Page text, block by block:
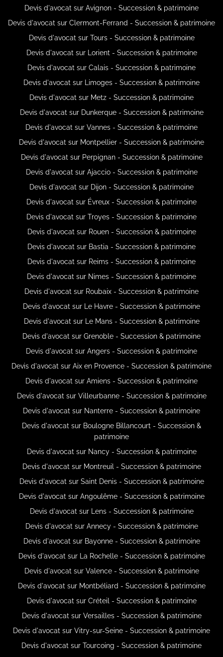
Devis d'avocat sur Avignon - Succession & patrimoine
Devis d'avocat sur Clermont-Ferrand - Succession & patrimoine
Devis d'avocat sur Tours - Succession & patrimoine
Devis d'avocat sur Lorient - Succession & patrimoine
Devis d'avocat sur Calais - Succession & patrimoine
Devis d'avocat sur Limoges - Succession & patrimoine
Devis d'avocat sur Metz - Succession & patrimoine
Devis d'avocat sur Dunkerque - Succession & patrimoine
Devis d'avocat sur Vannes - Succession & patrimoine
Devis d'avocat sur Montpellier - Succession & patrimoine
Devis d'avocat sur Perpignan - Succession & patrimoine
Devis d'avocat sur Ajaccio - Succession & patrimoine
Devis d'avocat sur Dijon - Succession & patrimoine
Devis d'avocat sur Évreux - Succession & patrimoine
Devis d'avocat sur Troyes - Succession & patrimoine
Devis d'avocat sur Rouen - Succession & patrimoine
Devis d'avocat sur Bastia - Succession & patrimoine
Devis d'avocat sur Reims - Succession & patrimoine
Devis d'avocat sur Nimes - Succession & patrimoine
Devis d'avocat sur Roubaix - Succession & patrimoine
Devis d'avocat sur Le Havre - Succession & patrimoine
Devis d'avocat sur Le Mans - Succession & patrimoine
Devis d'avocat sur Grenoble - Succession & patrimoine
Devis d'avocat sur Angers - Succession & patrimoine
Devis d'avocat sur Aix en Provence - Succession & patrimoine
Devis d'avocat sur Amiens - Succession & patrimoine
Devis d'avocat sur Villeurbanne - Succession & patrimoine
Devis d'avocat sur Nanterre - Succession & patrimoine
Devis d'avocat sur Boulogne Billancourt - Succession &
patrimoine
Devis d'avocat sur Nancy - Succession & patrimoine
Devis d'avocat sur Montreuil - Succession & patrimoine
Devis d'avocat sur Saint Denis - Succession & patrimoine
Devis d'avocat sur Angoulême - Succession & patrimoine
Devis d'avocat sur Lens - Succession & patrimoine
Devis d'avocat sur Annecy - Succession & patrimoine
Devis d'avocat sur Bayonne - Succession & patrimoine
Devis d'avocat sur La Rochelle - Succession & patrimoine
Devis d'avocat sur Valence - Succession & patrimoine
Devis d'avocat sur Montbéliard - Succession & patrimoine
Devis d'avocat sur Créteil - Succession & patrimoine
Devis d'avocat sur Versailles - Succession & patrimoine
Devis d'avocat sur Vitry-sur-Seine - Succession & patrimoine
Devis d'avocat sur Tourcoing - Succession & patrimoine